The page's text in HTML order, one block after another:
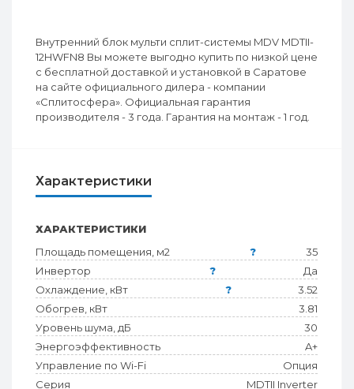
Внутренний блок мульти сплит-системы MDV MDTII-
12HWFN8 Вы можете выгодно купить по низкой цене
с бесплатной доставкой и установкой в Саратове
на сайте официального дилера - компании
«Сплитосфера». Официальная гарантия
производителя - 3 года. Гарантия на монтаж - 1 год.
Характеристики
ХАРАКТЕРИСТИКИ
Площадь помещения, м2
?
35
Инвертор
?
Да
Охлаждение, кВт
?
3.52
Обогрев, кВт
3.81
Уровень шума, дБ
30
Энергоэффективность
A+
Управление по Wi-Fi
Опция
Серия
MDTII Inverter